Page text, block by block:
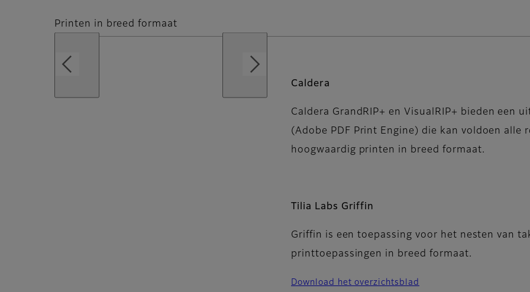
Printen in breed formaat
Caldera
Caldera GrandRIP+ en VisualRIP+ bieden een
(Adobe PDF Print Engine) die kan voldoen
hoogwaardig printen in breed formaat.
Tilia Labs Griffin
Griffin is een toepassing voor het nesten van
printtoepassingen in breed formaat.
Download het overzichtsblad